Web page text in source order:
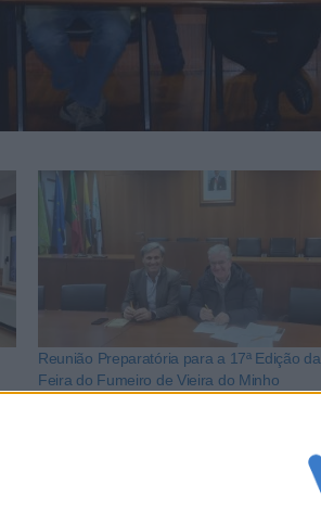
Reunião Preparatória para a 17ª Edição da
Feira do Fumeiro de Vieira do Minho